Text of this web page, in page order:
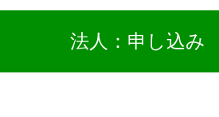
法人：申し込み